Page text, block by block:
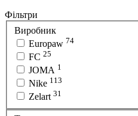
Фільтри
Виробник
Europaw 74
FC 25
JOMA 1
Nike 113
Zelart 31